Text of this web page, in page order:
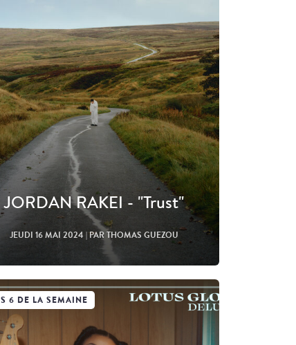
JORDAN RAKEI - "Trust"
JEUDI 16 MAI 2024 | PAR THOMAS GUEZOU
6 DE LA SEMAINE